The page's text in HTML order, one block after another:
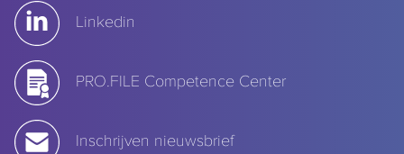
Linkedin
PRO.FILE Competence Center
Inschrijven nieuwsbrief